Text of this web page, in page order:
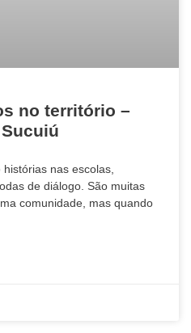
no território –
nas escolas,
de diálogo. São muitas
comunidade, mas quando